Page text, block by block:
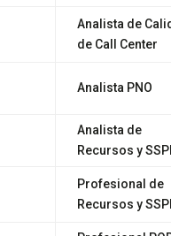
Analista de
de Call Center
Analista PNO
Analista de
Recursos y
Profesional de
Recursos y